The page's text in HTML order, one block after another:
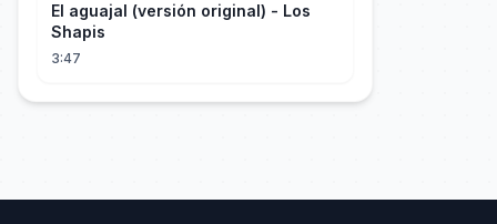
El aguajal (versión original) - Los
Shapis
3:47